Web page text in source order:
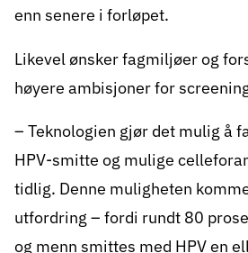
enn senere i forløpet.
Likevel ønsker fagmiljøer og
høyere ambisjoner for
– Teknologien gjør det mulig å
HPV-smitte og mulige
tidlig. Denne muligheten
utfordring – fordi rundt 80
og menn smittes med HPV en